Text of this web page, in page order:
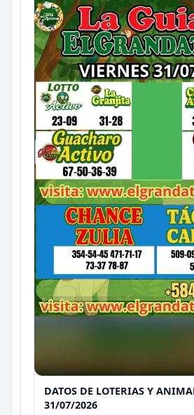
DATOS DE LOTERIAS Y
31/07/2026